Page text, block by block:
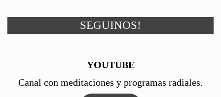
SEGUINOS!
YOUTUBE
Canal con meditaciones y programas radiales.